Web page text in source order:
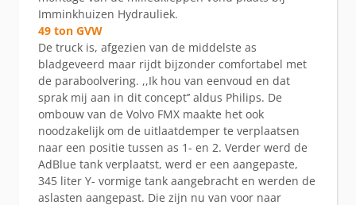
Imminkhuizen Hydrauliek.
49 ton GVW
De truck is, afgezien van de middelste as
bladgeveerd maar rijdt bijzonder comfortabel met
de paraboolvering. ,,Ik hou van eenvoud en dat
sprak mij aan in dit concept’’ aldus Philips. De
ombouw van de Volvo FMX maakte het ook
noodzakelijk om de uitlaatdemper te verplaatsen
naar een positie tussen as 1- en 2. Verder werd de
AdBlue tank verplaatst, werd er een aangepaste,
345 liter Y- vormige tank aangebracht en werden de
aslasten aangepast. Die zijn nu van voor naar